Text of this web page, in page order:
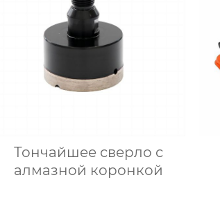
Тончайшее сверло с
алмазной коронкой